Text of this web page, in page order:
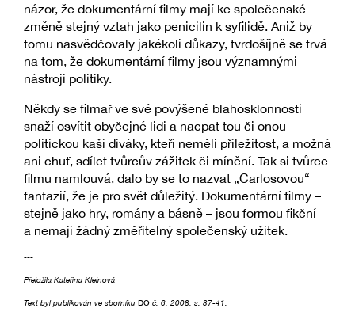
názor, že dokumentární filmy mají ke společenské
změně stejný vztah jako penicilin k syfilidě. Aniž by
tomu nasvědčovaly jakékoli důkazy, tvrdošíjně se trvá
na tom, že dokumentární filmy jsou významnými
nástroji politiky.
Někdy se filmař ve své povýšené blahosklonnosti
snaží osvítit obyčejné lidi a nacpat tou či onou
politickou kaší diváky, kteří neměli příležitost, a možná
ani chuť, sdílet tvůrcův zážitek či mínění. Tak si tvůrce
filmu namlouvá, dalo by se to nazvat „Carlosovou“
fantazií, že je pro svět důležitý. Dokumentární filmy –
stejně jako hry, romány a básně – jsou formou fikční
a nemají žádný změřitelný společenský užitek.
---
Přeložila Kateřina Kleinová
Text byl publikován ve sborníku DO č. 6, 2008, s. 37-41.